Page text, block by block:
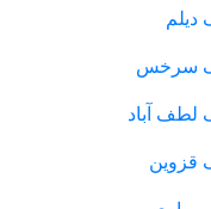
دیلم
سرخس
لطف آباد
قزوین